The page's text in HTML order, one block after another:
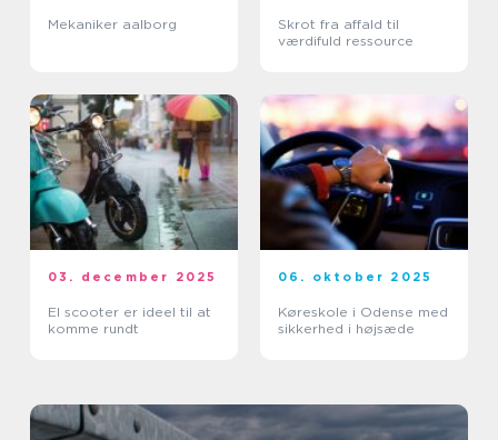
Mekaniker aalborg
Skrot fra affald til
værdifuld ressource
03. december 2025
El scooter er ideel til at
komme rundt
06. oktober 2025
Køreskole i Odense med
sikkerhed i højsæde